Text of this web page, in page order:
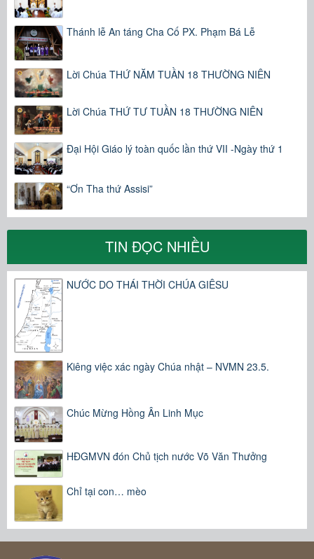
Thánh lễ An táng Cha Cố PX. Phạm Bá Lễ
Lời Chúa THỨ NĂM TUẦN 18 THƯỜNG NIÊN
Lời Chúa THỨ TƯ TUẦN 18 THƯỜNG NIÊN
Đại Hội Giáo lý toàn quốc lần thứ VII -Ngày thứ 1
“Ơn Tha thứ Assisi”
TIN ĐỌC NHIỀU
NƯỚC DO THÁI THỜI CHÚA GIÊSU
Kiêng việc xác ngày Chúa nhật – NVMN 23.5.
Chúc Mừng Hồng Ân Linh Mục
HĐGMVN đón Chủ tịch nước Võ Văn Thưởng
Chỉ tại con… mèo